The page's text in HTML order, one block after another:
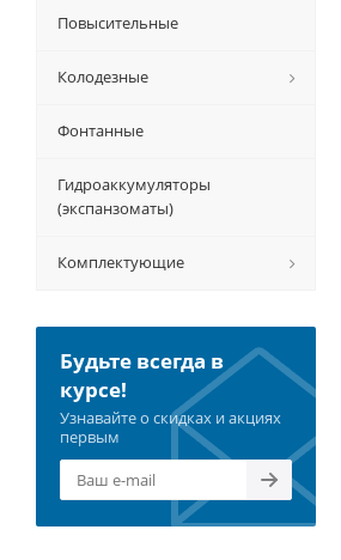
Повысительные
Колодезные
Фонтанные
Гидроаккумуляторы
(экспанзоматы)
Комплектующие
Будьте всегда в
курсе!
Узнавайте о скидках и акциях
первым